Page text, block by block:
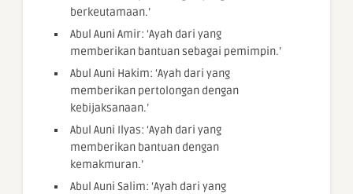
berkeutamaan.’
Abul Auni Amir: ‘Ayah dari yang
memberikan bantuan sebagai pemimpin.’
Abul Auni Hakim: ‘Ayah dari yang
memberikan pertolongan dengan
kebijaksanaan.’
Abul Auni Ilyas: ‘Ayah dari yang
memberikan bantuan dengan
kemakmuran.’
Abul Auni Salim: ‘Ayah dari yang